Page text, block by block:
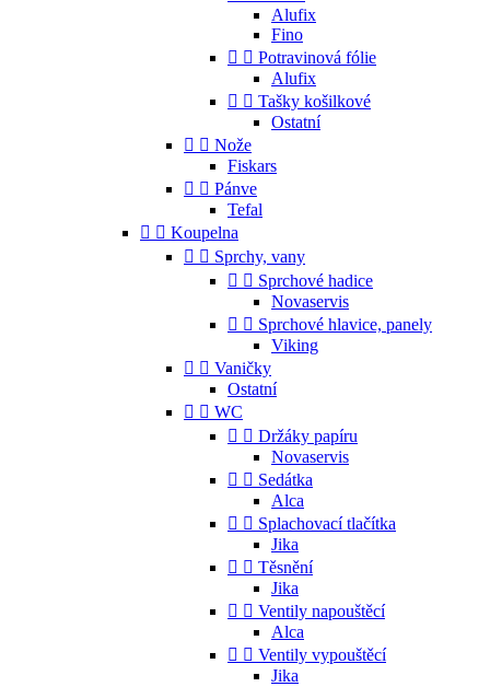
Alufix
Fino
  Potravinová fólie
Alufix
  Tašky košilkové
Ostatní
  Nože
Fiskars
  Pánve
Tefal
  Koupelna
  Sprchy, vany
  Sprchové hadice
Novaservis
  Sprchové hlavice, panely
Viking
  Vaničky
Ostatní
  WC
  Držáky papíru
Novaservis
  Sedátka
Alca
  Splachovací tlačítka
Jika
  Těsnění
Jika
  Ventily napouštěcí
Alca
  Ventily vypouštěcí
Jika